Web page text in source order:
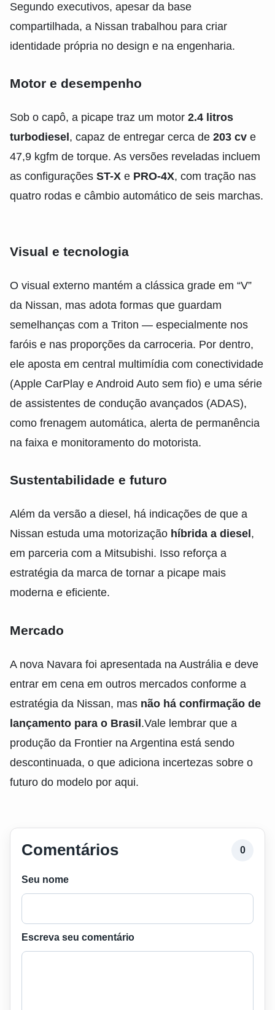
Segundo executivos, apesar da base
compartilhada, a Nissan trabalhou para criar
identidade própria no design e na engenharia.
Motor e desempenho
Sob o capô, a picape traz um motor 2.4 litros
turbodiesel , capaz de entregar cerca de 203 cv e
47,9 kgfm de torque. As versões reveladas incluem
as configurações ST-X e PRO-4X, com tração nas
quatro rodas e câmbio automático de seis marchas.
Visual e tecnologia
O visual externo mantém a clássica grade em “V”
da Nissan, mas adota formas que guardam
semelhanças com a Triton — especialmente nos
faróis e nas proporções da carroceria. Por dentro,
ele aposta em central multimídia com conectividade
(Apple CarPlay e Android Auto sem fio) e uma série
de assistentes de condução avançados (ADAS),
como frenagem automática, alerta de permanência
na faixa e monitoramento do motorista.
Sustentabilidade e futuro
Além da versão a diesel, há indicações de que a
Nissan estuda uma motorização híbrida a diesel ,
em parceria com a Mitsubishi. Isso reforça a
estratégia da marca de tornar a picape mais
moderna e eficiente.
Mercado
A nova Navara foi apresentada na Austrália e deve
entrar em cena em outros mercados conforme a
estratégia da Nissan, mas não há confirmação de
lançamento para o Brasil.Vale lembrar que a
produção da Frontier na Argentina está sendo
descontinuada, o que adiciona incertezas sobre o
futuro do modelo por aqui.
Comentários 0
Seu nome
Escreva seu comentário